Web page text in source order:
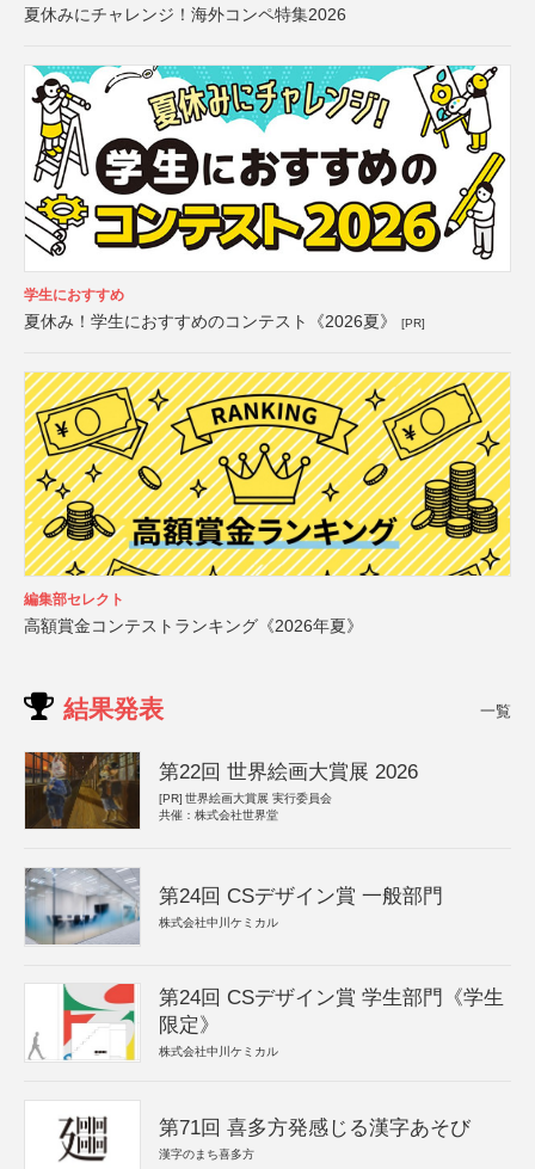
夏休みにチャレンジ！海外コンペ特集2026
学生におすすめ
夏休み！学生におすすめのコンテスト《2026夏》 [PR]
編集部セレクト
高額賞金コンテストランキング《2026年夏》
結果発表 一覧
第22回 世界絵画大賞展 2026
[PR] 世界絵画大賞展 実行委員会
共催：株式会社世界堂
第24回 CSデザイン賞 一般部門
株式会社中川ケミカル
第24回 CSデザイン賞 学生部門《学生
限定》
株式会社中川ケミカル
第71回 喜多方発感じる漢字あそび
漢字のまち喜多方